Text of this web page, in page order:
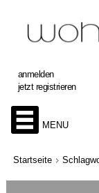
anmelden
jetzt registrieren
MENU
Startseite